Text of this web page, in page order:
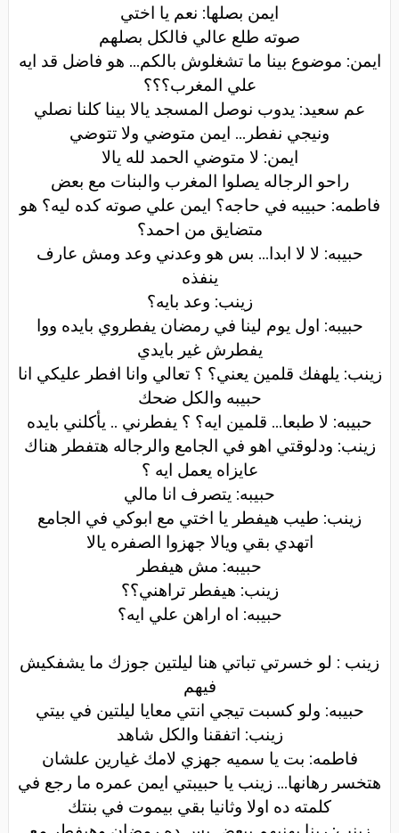
ايمن بصلها: نعم يا اختي
صوته طلع عالي فالكل بصلهم
ايمن: موضوع بينا ما تشغلوش بالكم... هو فاضل قد ايه
علي المغرب؟؟؟
عم سعيد: يدوب نوصل المسجد يالا بينا كلنا نصلي
ونيجي نفطر... ايمن متوضي ولا تتوضي
ايمن: لا متوضي الحمد لله يالا
راحو الرجاله يصلوا المغرب والبنات مع بعض
فاطمه: حبيبه في حاجه؟ ايمن علي صوته كده ليه؟ هو
متضايق من احمد؟
حبيبه: لا لا ابدا... بس هو وعدني وعد ومش عارف
ينفذه
زينب: وعد بايه؟
حبيبه: اول يوم لينا في رمضان يفطروي بايده ووا
يفطرش غير بايدي
زينب: يلهفك قلمين يعني؟ ؟ تعالي وانا افطر عليكي انا
حبيبه والكل ضحك
حبيبه: لا طبعا... قلمين ايه؟ ؟ يفطرني .. يأكلني بايده
زينب: ودلوقتي اهو في الجامع والرجاله هتفطر هناك
عايزاه يعمل ايه ؟
حبيبه: يتصرف انا مالي
زينب: طيب هيفطر يا اختي مع ابوكي في الجامع
اتهدي بقي ويالا جهزوا الصفره يالا
حبيبه: مش هيفطر
زينب: هيفطر تراهني؟؟
حبيبه: اه اراهن علي ايه؟
زينب : لو خسرتي تباتي هنا ليلتين جوزك ما يشفكيش
فيهم
حبيبه: ولو كسبت تيجي انتي معايا ليلتين في بيتي
زينب: اتفقنا والكل شاهد
فاطمه: بت يا سميه جهزي لامك غيارين علشان
هتخسر رهانها... زينب يا حبيبتي ايمن عمره ما رجع في
كلمته ده اولا وثانيا بقي بيموت في بنتك